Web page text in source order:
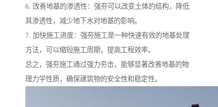
6. 改善地基的渗透性：强夯可以改变土体的结构，降低
其渗透性，减少地下水对地基的影响。
7. 加快施工进度：强夯施工是一种快速有效的地基处理
方法，可以缩短施工周期，提高工程效率。
总之，强夯施工通过强力夯击，能够显著改善地基的物
理力学性质，确保建筑物的安全性和稳定性。